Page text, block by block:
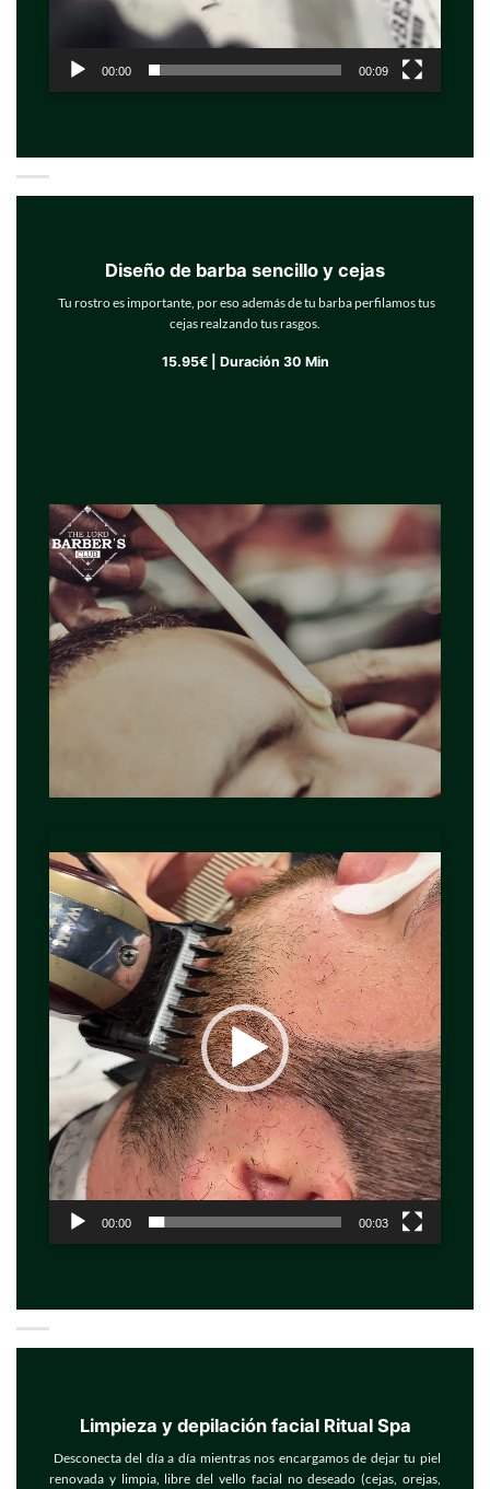
00:00 00:09
Diseño de barba sencillo y cejas
Tu rostro es importante, por eso además de tu barba perfilamos tus
cejas realzando tus rasgos.
15.95€ | Duración 30 Min
Reproductor
de
vídeo
00:00 00:03
Limpieza y depilación facial Ritual Spa
Desconecta del día a día mientras nos encargamos de dejar tu piel
renovada y limpia, libre del vello facial no deseado (cejas, orejas,